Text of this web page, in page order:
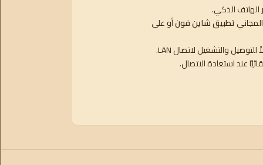
تطبيق شاين فونأو على
عند استعادة الاتصال.